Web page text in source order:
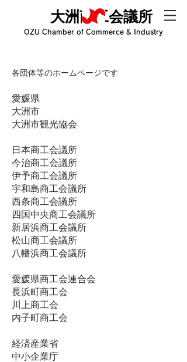
大洲商工会議所
OZU Chamber of Commerce & Industry
各団体等のホームページです
愛媛県
大洲市
大洲市観光協会
日本商工会議所
今治商工会議所
伊予商工会議所
宇和島商工会議所
西条商工会議所
四国中央商工会議所
新居浜商工会議所
松山商工会議所
八幡浜商工会議所
愛媛県商工会連合会
長浜町商工会
川上商工会
内子町商工会
経済産業省
中小企業庁